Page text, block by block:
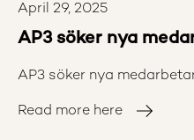
April 29, 2025
AP3 söker nya
AP3 söker nya
Read more here